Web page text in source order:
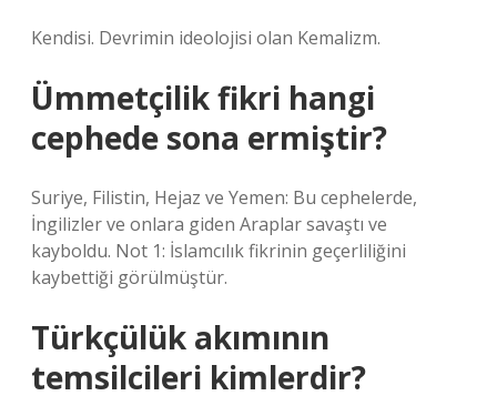
Kendisi. Devrimin ideolojisi olan Kemalizm.
Ümmetçilik fikri hangi
cephede sona ermiştir?
Suriye, Filistin, Hejaz ve Yemen: Bu cephelerde,
İngilizler ve onlara giden Araplar savaştı ve
kayboldu. Not 1: İslamcılık fikrinin geçerliliğini
kaybettiği görülmüştür.
Türkçülük akımının
temsilcileri kimlerdir?